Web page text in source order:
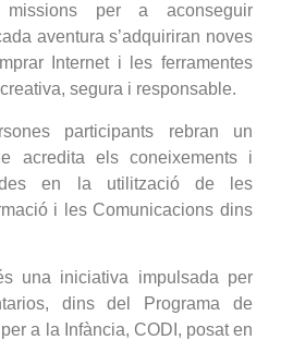
per a aconseguir
aventura s’adquiriran noves
Internet i les ferramentes
segura i responsable.
participants rebran un
acredita els coneixements i
en la utilització de les
i les Comunicacions dins
una iniciativa impulsada per
dins del Programa de
a la Infància, CODI, posat en